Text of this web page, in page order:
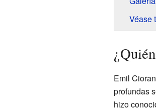
Véase
Emil
profundas
hizo